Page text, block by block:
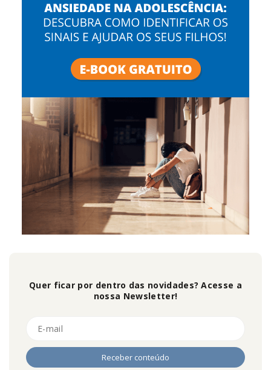
Quer ficar por dentro das novidades? Acesse a
nossa Newsletter!